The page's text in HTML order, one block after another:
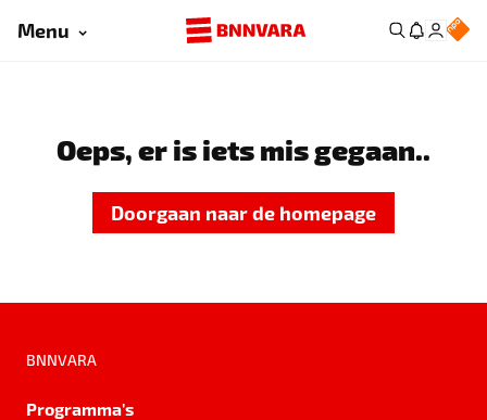
Menu
Oeps, er is iets mis gegaan..
Doorgaan naar de homepage
BNNVARA
Programma's